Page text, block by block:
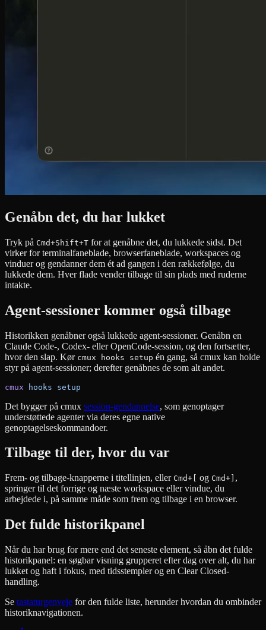
Genåbn det, du har lukket
Tryk på Cmd+Shift+T for at genåbne det, du lukkede sidst. Det
virker for terminalfaneblade, browserfaneblade, workspaces og
vinduer og gendanner dem ét ad gangen i den rækkefølge, du
lukkede dem. Hver flade vender tilbage til sin plads med ruderne
intakte.
Agent-sessioner kommer også tilbage
Historikken genåbner også lukkede agent-sessioner. Genåbn en
Claude Code-, Codex- eller OpenCode-session, og den fortsætter,
hvor den slap. Kør cmux hooks setup én gang, så cmux kan holde
styr på agent-sessioner; derefter genåbnes de som alt andet.
cmux hooks setup
Det bygger på cmux session-gendannelse, som genoptager
understøttede agenter via deres egne native
genoptagelseskommandoer.
Tilbage til der, hvor du var
Frem- og tilbage-knapperne i titellinjen, eller Cmd+[ og Cmd+] ,
springer til det forrige og næste workspace eller vindue, du
arbejdede i, på samme måde som frem og tilbage i en browser.
Det fulde historikpanel
Når du har brug for mere end det seneste element, så åbn det fulde
historikpanel: en søgbar visning grupperet efter dag over alt, du har
lukket og haft i fokus, med tidsstempler og en Clear Closed-
handling.
Se tastaturgenveje for den fulde liste, herunder hvordan du ombinder
historiknavigationen.